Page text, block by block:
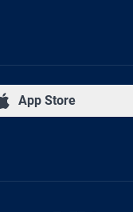
App Store